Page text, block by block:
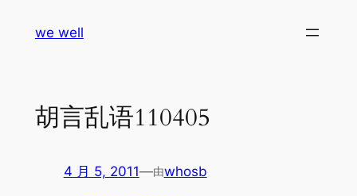
we well
胡言乱语110405
4 月 5, 2011—由whosb